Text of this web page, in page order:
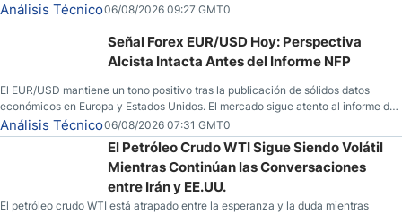
Análisis Técnico06/08/2026 09:27 GMT0
Señal Forex EUR/USD Hoy: Perspectiva
Alcista Intacta Antes del Informe NFP
El EUR/USD mantiene un tono positivo tras la publicación de sólidos datos
económicos en Europa y Estados Unidos. El mercado sigue atento al informe de
empleo estadounidense y a la evolución del escenario geopolítico.
Análisis Técnico06/08/2026 07:31 GMT0
El Petróleo Crudo WTI Sigue Siendo Volátil
Mientras Continúan las Conversaciones
entre Irán y EE.UU.
El petróleo crudo WTI está atrapado entre la esperanza y la duda mientras